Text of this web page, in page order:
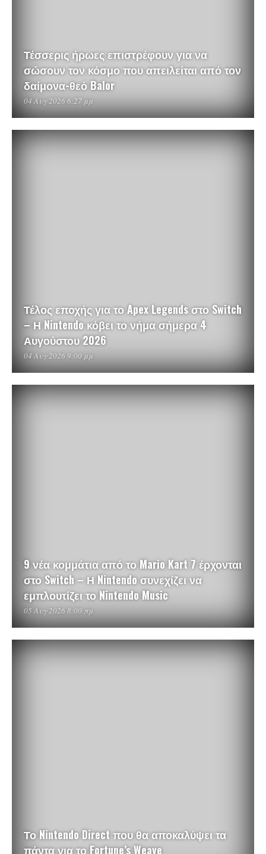
Τέσσερις ήρωες επιστρέφουν για να
σώσουν τον κόσμο που απειλείται από τον
δαίμονα-θεό Balor
04 Αυγ 2026 6:27 μμ
Τέλος εποχής για το Apex Legends στο Switch
– Η Nintendo κόβει το νήμα σήμερα 4
Αυγούστου 2026
04 Αυγ 2026 9:00 μμ
9 νέα κομμάτια από το Mario Kart 7 έρχονται
στο Switch – Η Nintendo συνεχίζει να
εμπλουτίζει το Nintendo Music
05 Αυγ 2026 8:00 πμ
Το Nintendo Direct που θα αποκαλύψει τα
πάντα για το Fortune’s Weave